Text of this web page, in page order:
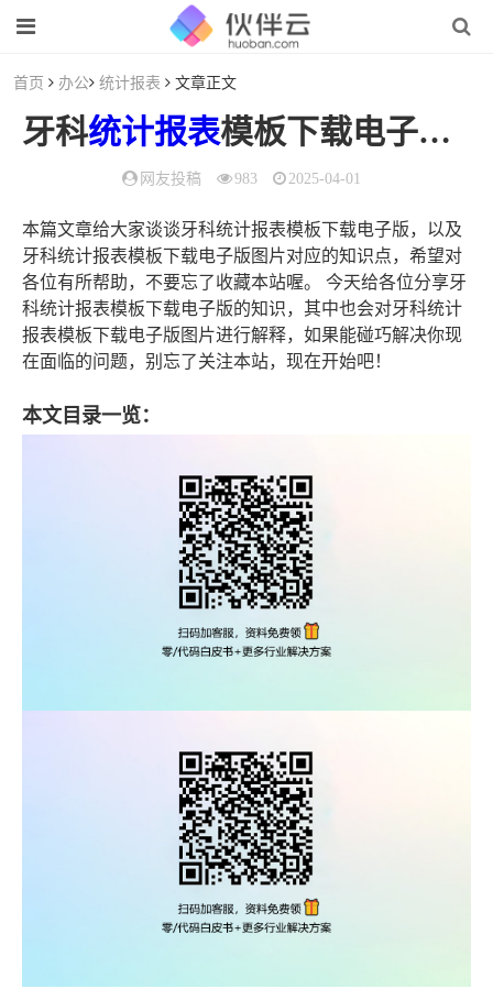
首页 办公 统计报表 文章正文
牙科统计报表模板下载电子版（牙科
网友投稿 983 2025-04-01
本篇文章给大家谈谈牙科统计报表模板下载电子版，以及
牙科统计报表模板下载电子版图片对应的知识点，希望对
各位有所帮助，不要忘了收藏本站喔。 今天给各位分享牙
科统计报表模板下载电子版的知识，其中也会对牙科统计
报表模板下载电子版图片进行解释，如果能碰巧解决你现
在面临的问题，别忘了关注本站，现在开始吧！
本文目录一览：